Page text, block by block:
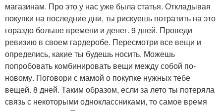
магазинам. Про это у нас уже была статья. Откладывая
покупки на последние дни, ты рискуешь потратить на это
гораздо больше времени и денег. 9 дней. Проведи
ревизию в своем гардеробе. Пересмотри все вещи и
определись, какие ты будешь носить. Можешь
попробовать комбинировать вещи между собой по-
новому. Поговори с мамой о покупке нужных тебе
вещей. 8 дней. Таким образом, если за лето ты потеряла
связь с некоторыми одноклассниками, то самое время